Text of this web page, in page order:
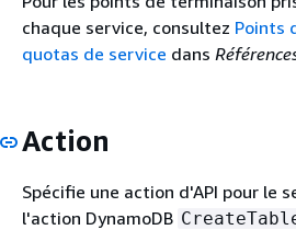
chaque service, consultez Points
quotas de service dans
Action
Spécifie une action d'API pour le
l'action DynamoDB